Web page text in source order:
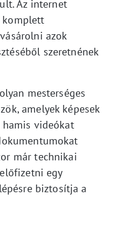
Az internet
komplett
azok
szeretnének
mesterséges
amelyek képesek
videókat
már technikai
egy
biztosítja a